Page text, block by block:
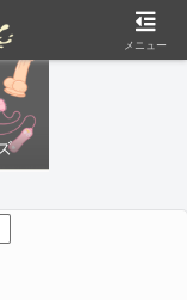
メニュー